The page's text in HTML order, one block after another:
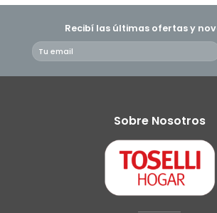
Recibí las últimas ofertas y
Sobre Nosotros